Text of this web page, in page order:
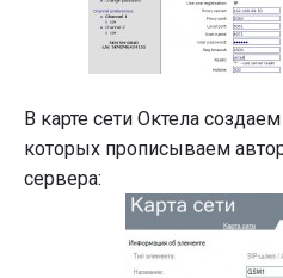
В карте сети Октела
которых прописываем
сервера: